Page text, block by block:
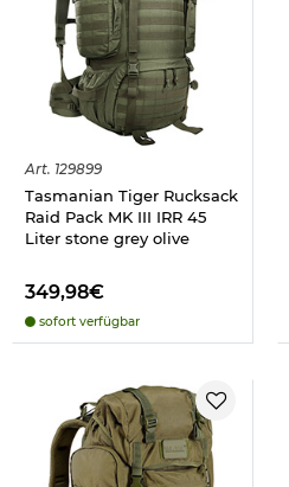
Art. 129899
Tasmanian Tiger Rucksack
Raid Pack MK III IRR 45
Liter stone grey olive
349,98€
sofort verfügbar